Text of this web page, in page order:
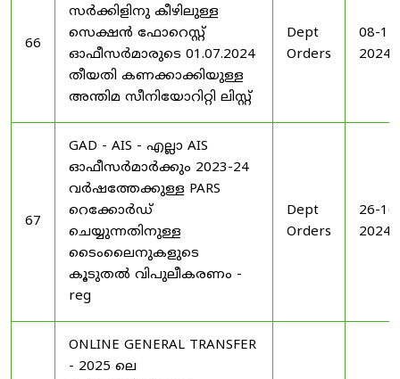
66
സർക്കിളിനു കീഴിലുള്ള
സെക്ഷൻ ഫോറെസ്റ്റ്
ഓഫീസർമാരുടെ 01.07.2024
തീയതി കണക്കാക്കിയുള്ള
അന്തിമ സീനിയോറിറ്റി ലിസ്റ്റ്
Dept
Orders
08-
2024
67
GAD - AIS - എല്ലാ AIS
ഓഫീസർമാർക്കും 2023-24
വർഷത്തേക്കുള്ള PARS
റെക്കോർഡ്
ചെയ്യുന്നതിനുള്ള
ടൈംലൈനുകളുടെ
കൂടുതൽ വിപുലീകരണം -
reg
Dept
Orders
26-
2024
ONLINE GENERAL TRANSFER
- 2025 ലെ